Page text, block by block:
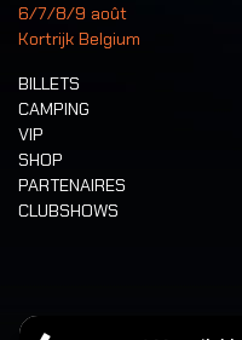
6/7/8/9 août
Kortrijk Belgium
BILLETS
CAMPING
VIP
SHOP
PARTENAIRES
CLUBSHOWS